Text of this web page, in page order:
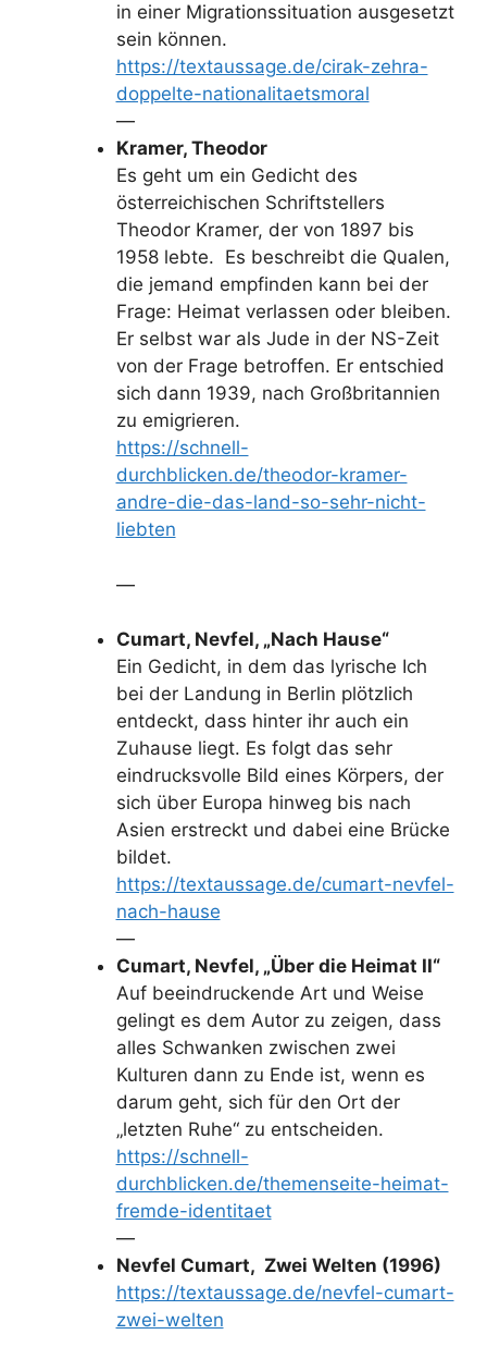
in einer Migrationssituation ausgesetzt
sein können.
https://textaussage.de/cirak-zehra-
doppelte-nationalitaetsmoral
—
Kramer, Theodor
Es geht um ein Gedicht des
österreichischen Schriftstellers
Theodor Kramer, der von 1897 bis
1958 lebte. Es beschreibt die Qualen,
die jemand empfinden kann bei der
Frage: Heimat verlassen oder bleiben.
Er selbst war als Jude in der NS-Zeit
von der Frage betroffen. Er entschied
sich dann 1939, nach Großbritannien
zu emigrieren.
https://schnell-
durchblicken.de/theodor-kramer-
andre-die-das-land-so-sehr-nicht-
liebten
—
Cumart, Nevfel, „Nach Hause“
Ein Gedicht, in dem das lyrische Ich
bei der Landung in Berlin plötzlich
entdeckt, dass hinter ihr auch ein
Zuhause liegt. Es folgt das sehr
eindrucksvolle Bild eines Körpers, der
sich über Europa hinweg bis nach
Asien erstreckt und dabei eine Brücke
bildet.
https://textaussage.de/cumart-nevfel-
nach-hause
—
Cumart, Nevfel, „Über die Heimat II“
Auf beeindruckende Art und Weise
gelingt es dem Autor zu zeigen, dass
alles Schwanken zwischen zwei
Kulturen dann zu Ende ist, wenn es
darum geht, sich für den Ort der
„letzten Ruhe“ zu entscheiden.
https://schnell-
durchblicken.de/themenseite-heimat-
fremde-identitaet
—
Nevfel Cumart, Zwei Welten (1996)
https://textaussage.de/nevfel-cumart-
zwei-welten